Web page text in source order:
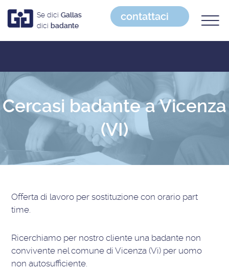
Se dici Gallas
dici badante
contattaci
Cercasi badante a Vicenza
(VI)
Offerta di lavoro per sostituzione con orario part
time
Ricerchiamo per nostro cliente una badante non
convivente nel comune di Vicenza (Vi) per uomo
non autosufficiente.